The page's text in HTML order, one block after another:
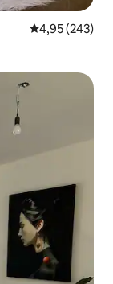
4,95 de uma
4,95 (243)